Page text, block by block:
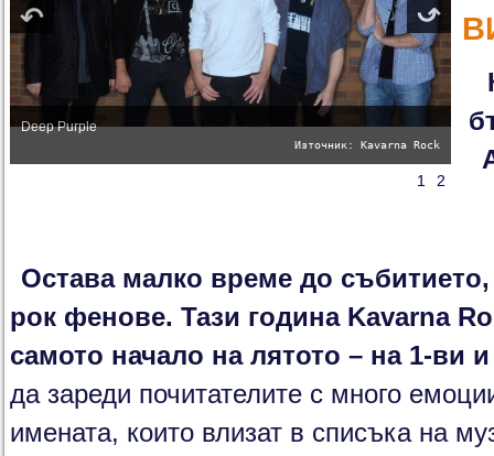
Deep Purple
Източник: Kavarna Rock
1 2
Остава малко време до събитието,
рок фенове. Тази година Kavarna
самото начало на лятото – на 1-ви
да зареди почитателите с много
имената, които влизат в списъка на